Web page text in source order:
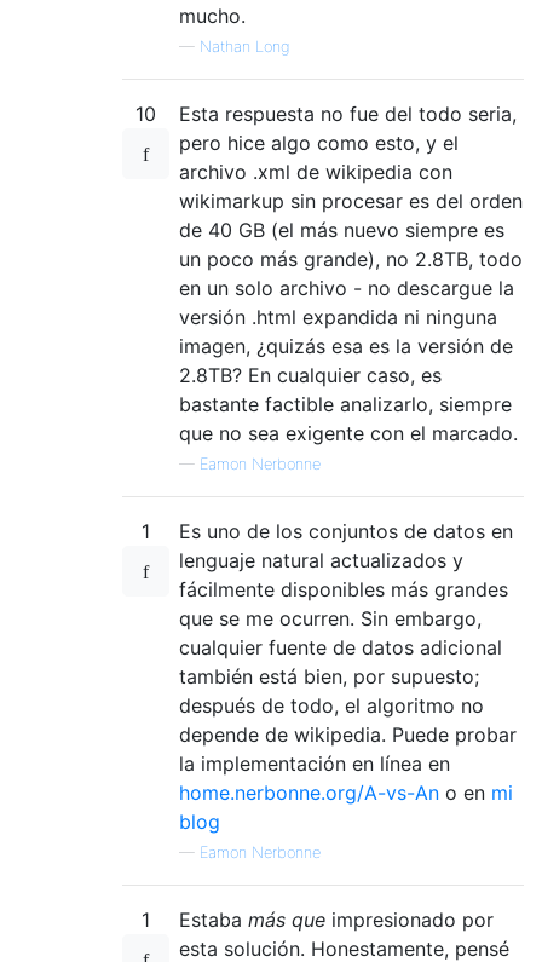
mucho.
— Nathan Long
10
Esta respuesta no fue del todo seria,
pero hice algo como esto, y el
archivo .xml de wikipedia con
wikimarkup sin procesar es del orden
de 40 GB (el más nuevo siempre es
un poco más grande), no 2.8TB, todo
en un solo archivo - no descargue la
versión .html expandida ni ninguna
imagen, ¿quizás esa es la versión de
2.8TB? En cualquier caso, es
bastante factible analizarlo, siempre
que no sea exigente con el marcado.
— Eamon Nerbonne
1
Es uno de los conjuntos de datos en
lenguaje natural actualizados y
fácilmente disponibles más grandes
que se me ocurren. Sin embargo,
cualquier fuente de datos adicional
también está bien, por supuesto;
después de todo, el algoritmo no
depende de wikipedia. Puede probar
la implementación en línea en
home.nerbonne.org/A-vs-An o en mi
blog
— Eamon Nerbonne
1 Estaba más que impresionado por
esta solución. Honestamente, pensé